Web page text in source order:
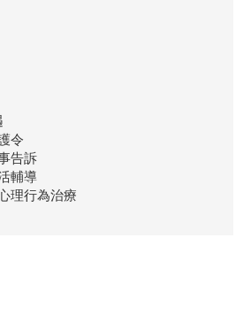
令
告訴
輔導
理行為治療